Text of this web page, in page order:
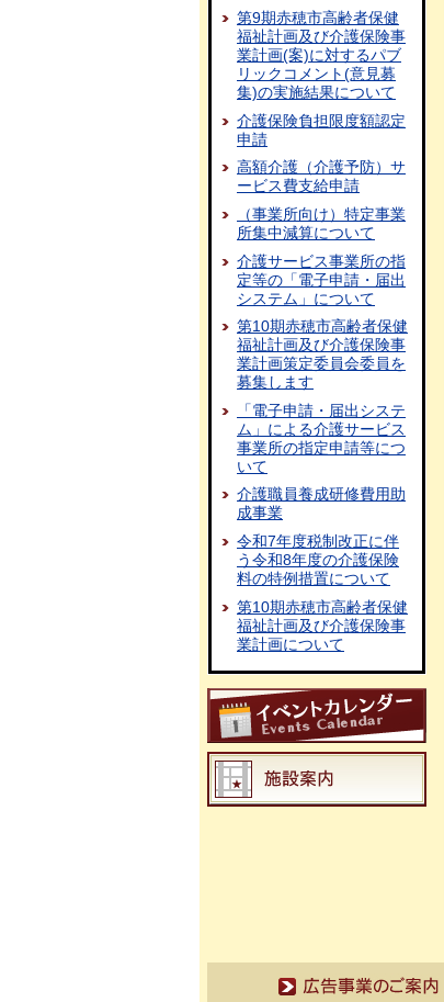
第9期赤穂市高齢者保健
福祉計画及び介護保険事
業計画(案)に対するパブ
リックコメント(意見募
集)の実施結果について
介護保険負担限度額認定
申請
高額介護（介護予防）サ
ービス費支給申請
（事業所向け）特定事業
所集中減算について
介護サービス事業所の指
定等の「電子申請・届出
システム」について
第10期赤穂市高齢者保健
福祉計画及び介護保険事
業計画策定委員会委員を
募集します
「電子申請・届出システ
ム」による介護サービス
事業所の指定申請等につ
いて
介護職員養成研修費用助
成事業
令和7年度税制改正に伴
う令和8年度の介護保険
料の特例措置について
第10期赤穂市高齢者保健
福祉計画及び介護保険事
業計画について
広告事業のご案内